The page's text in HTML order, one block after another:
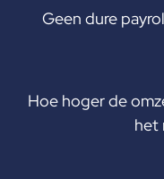
Geen dure
Hoe hoger de
het